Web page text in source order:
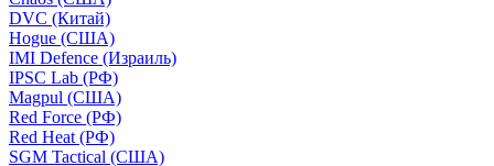
DVC (Китай)
Hogue (США)
IMI Defence (Израиль)
IPSC Lab (РФ)
Magpul (США)
Red Force (РФ)
Red Heat (РФ)
SGM Tactical (США)